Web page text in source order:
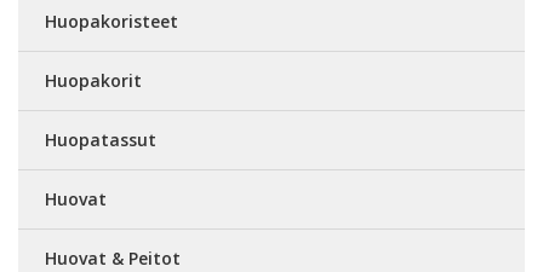
Huopakoristeet
Huopakorit
Huopatassut
Huovat
Huovat & Peitot